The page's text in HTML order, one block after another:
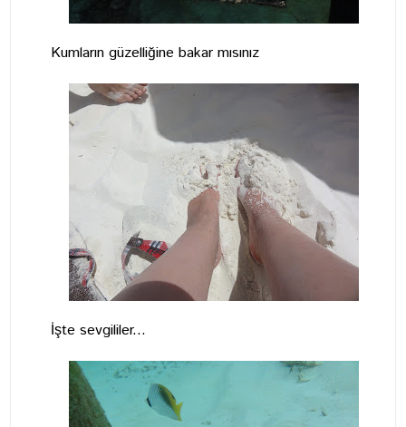
Kumların güzelliğine bakar mısınız
İşte sevgililer...